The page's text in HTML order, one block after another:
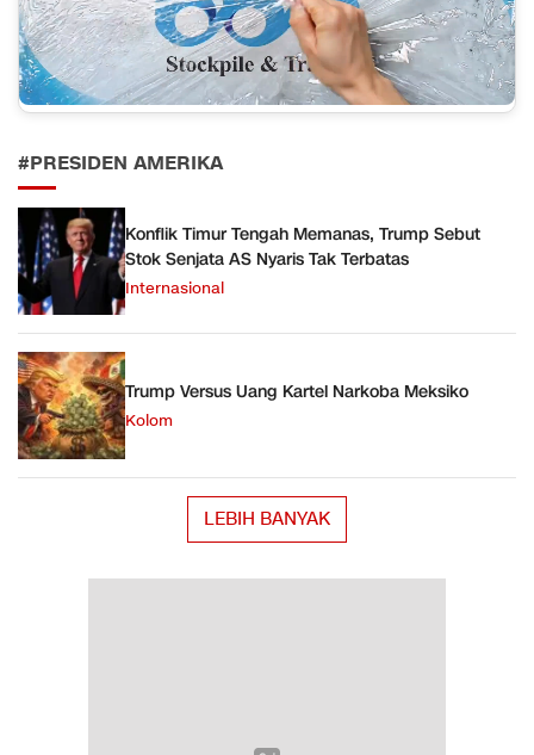
#PRESIDEN AMERIKA
Konflik Timur Tengah Memanas, Trump Sebut
Stok Senjata AS Nyaris Tak Terbatas
Internasional
Trump Versus Uang Kartel Narkoba Meksiko
Kolom
LEBIH BANYAK